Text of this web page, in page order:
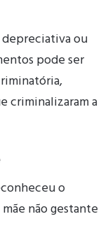
ou
pode ser
criminalizaram a
o
não gestante